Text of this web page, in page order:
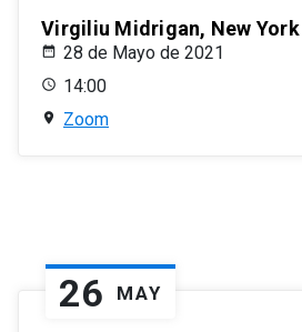
Virgiliu Midrigan, New
28 de Mayo de 2021
14:00
Zoom
26 MAY